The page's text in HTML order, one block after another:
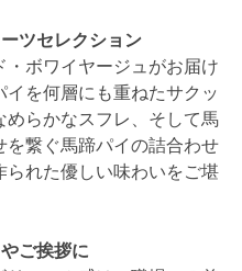
ツセレクション
ボワイヤージュがお届け
を何層にも重ねたサクッ
めらかなスフレ、そして馬
を繋ぐ馬蹄パイの詰合わせ
られた優しい味わいをご堪
ご挨拶に